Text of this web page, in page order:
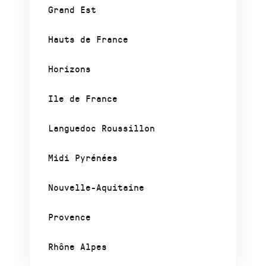
Grand Est
Hauts de France
Horizons
Ile de France
Languedoc Roussillon
Midi Pyrénées
Nouvelle-Aquitaine
Provence
Rhône Alpes